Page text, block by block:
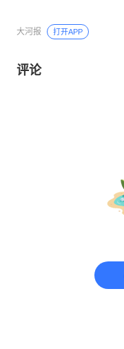
大河报 打开APP
评论